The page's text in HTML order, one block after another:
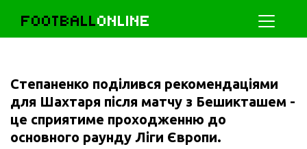
FOOTBALLONLINE
Степаненко поділився рекомендаціями
для Шахтаря після матчу з Бешикташем -
це сприятиме проходженню до
основного раунду Ліги Європи.